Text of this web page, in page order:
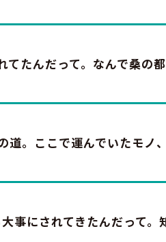
てたんだって。なんで桑の
道。ここで運んでいたモノ
事にされてきたんだって。